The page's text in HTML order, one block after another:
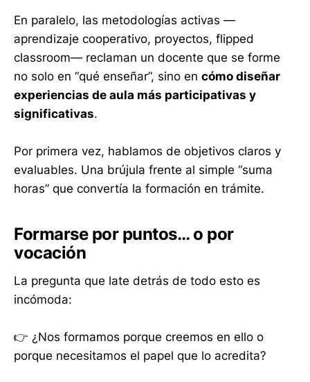
En paralelo, las metodologías activas —
aprendizaje cooperativo, proyectos, flipped
classroom— reclaman un docente que se forme
no solo en “qué enseñar”, sino en cómo diseñar
experiencias de aula más participativas y
significativas.
Por primera vez, hablamos de objetivos claros y
evaluables. Una brújula frente al simple “suma
horas” que convertía la formación en trámite.
Formarse por puntos… o por
vocación
La pregunta que late detrás de todo esto es
incómoda:
👉 ¿Nos formamos porque creemos en ello o
porque necesitamos el papel que lo acredita?